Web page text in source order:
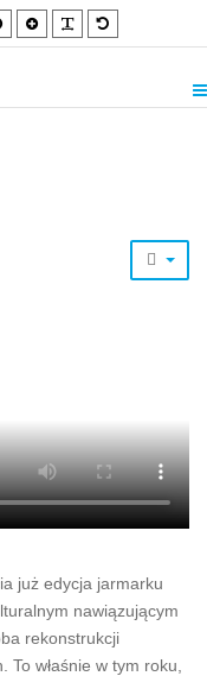
Smaller
font
Larger
font
Default
font
już edycja jarmarku
nawiązującym
rekonstrukcji
właśnie w tym roku,